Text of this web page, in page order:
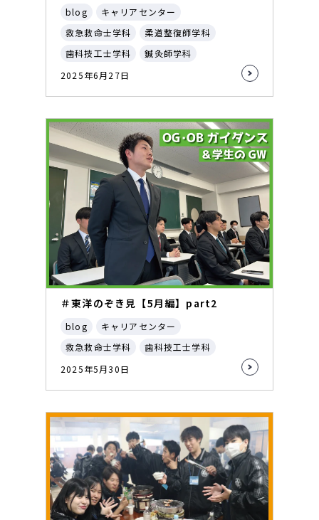
blog
キャリアセンター
救急救命士学科
柔道整復師学科
歯科技工士学科
鍼灸師学科
2025年6月27日
＃東洋のぞき見【5月編】part2
blog
キャリアセンター
救急救命士学科
歯科技工士学科
2025年5月30日